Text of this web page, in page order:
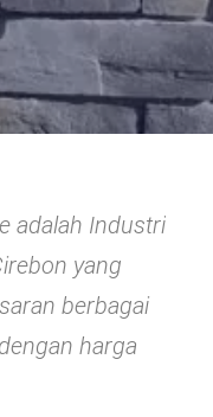
adalah Industri
yang
berbagai
harga